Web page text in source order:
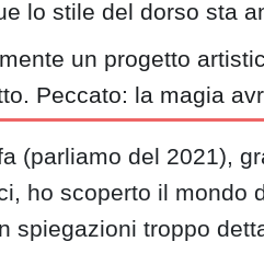
lo stile del dorso sta
un progetto
Peccato: la magia
(parliamo del 2021),
ho scoperto il mondo
spiegazioni troppo